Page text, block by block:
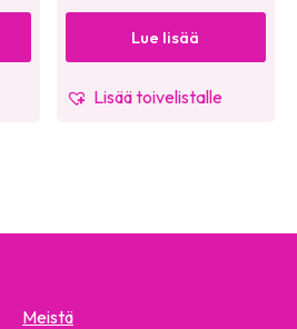
Lue lisää
Lisää toivelistalle
Meistä